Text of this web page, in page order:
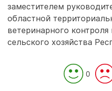
заместителем
областной
ветеринарного
сельского хозяйства
0